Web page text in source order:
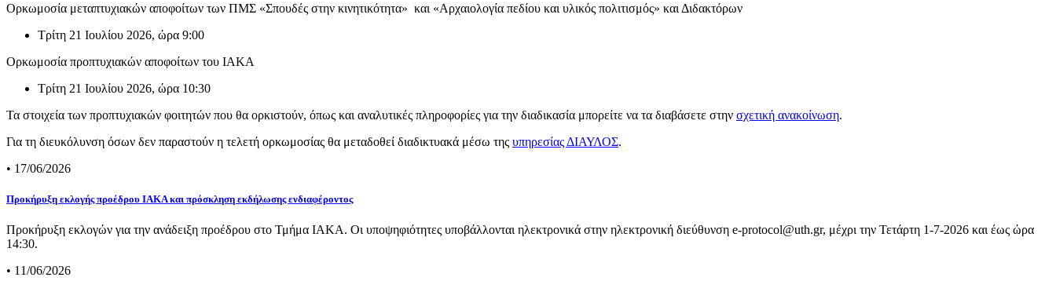
Ορκωμοσία μεταπτυχιακών αποφοίτων των ΠΜΣ «Σπουδές στην κινητικότητα» και «Αρχαιολογία πεδίου και υλικός πολιτισμός» και Διδακτόρων
Τρίτη 21 Ιουλίου 2026, ώρα 9:00
Ορκωμοσία προπτυχιακών αποφοίτων του ΙΑΚΑ
Τρίτη 21 Ιουλίου 2026, ώρα 10:30
Τα στοιχεία των προπτυχιακών φοιτητών που θα ορκιστούν, όπως και αναλυτικές πληροφορίες για την διαδικασία μπορείτε να τα διαβάσετε στην σχετική ανακοίνωση.
Για τη διευκόλυνση όσων δεν παραστούν η τελετή ορκωμοσίας θα μεταδοθεί διαδικτυακά μέσω της υπηρεσίας ΔΙΑΥΛΟΣ.
• 17/06/2026
Προκήρυξη εκλογής προέδρου ΙΑΚΑ και πρόσκληση εκδήλωσης ενδιαφέροντος
Προκήρυξη εκλογών για την ανάδειξη προέδρου στο Τμήμα ΙΑΚΑ. Οι υποψηφιότητες υποβάλλονται ηλεκτρονικά στην ηλεκτρονική διεύθυνση e-protocol@uth.gr, μέχρι την Τετάρτη 1-7-2026 και έως ώρα
14:30.
• 11/06/2026